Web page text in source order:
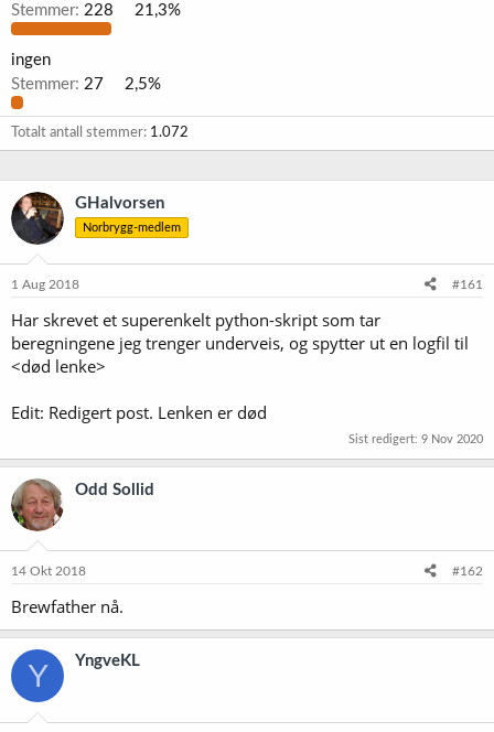
Stemmer: 228 21,3%
ingen
Stemmer: 27 2,5%
Totalt antall stemmer 1.072
GHalvorsen
Norbrygg-medlem
1 Aug 2018 #161
Har skrevet et superenkelt python-skript som tar
beregningene jeg trenger underveis, og spytter ut en logfil til
<død lenke>
Edit: Redigert post. Lenken er død
Sist redigert: 9 Nov 2020
Odd Sollid
14 Okt 2018 #162
Brewfather nå.
Y YngveKL